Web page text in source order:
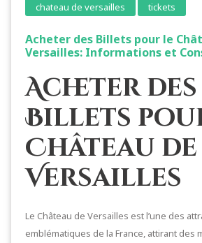
chateau de versailles tickets
Acheter des Billets pour le
Versailles: Informations et
Acheter des
Billets
Château de
Versailles
Le Château de Versailles est l’une des
emblématiques de la France, attirant des